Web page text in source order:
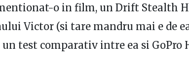
o in film, un Drift Stealth
Victor (si tare mandru mai e de
un test comparativ intre ea si GoPro